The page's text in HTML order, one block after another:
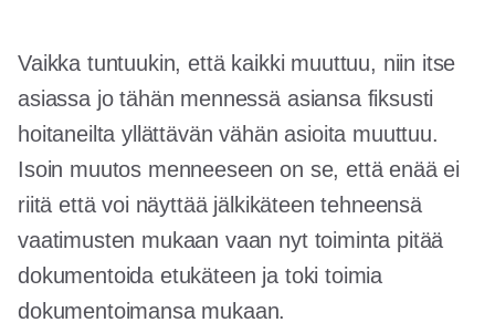
Vaikka tuntuukin, että kaikki muuttuu, niin itse
asiassa jo tähän mennessä asiansa fiksusti
hoitaneilta yllättävän vähän asioita muuttuu.
Isoin muutos menneeseen on se, että enää ei
riitä että voi näyttää jälkikäteen tehneensä
vaatimusten mukaan vaan nyt toiminta pitää
dokumentoida etukäteen ja toki toimia
dokumentoimansa mukaan.